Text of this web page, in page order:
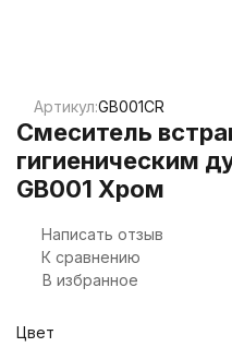
Артикул:GB001CR
Смеситель
гигиеническим
GB001 Хром
Написать отзыв
К сравнению
В избранное
Цвет